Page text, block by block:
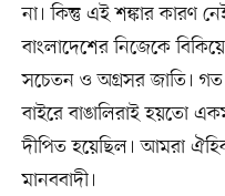
না। কিন্তু এই শঙ্কার কারণ
বাংলাদেশের নিজেকে
সচেতন ও অগ্রসর জাতি।
বাইরে বাঙালিরাই হয়তো
দীপিত হয়েছিল। আমরা
মানববাদী।